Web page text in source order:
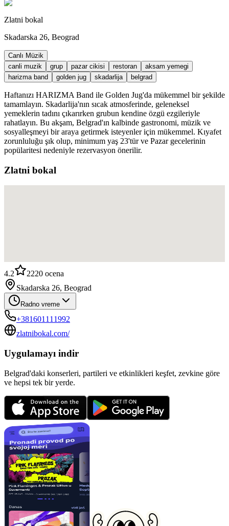
Zlatni bokal
Skadarska 26, Beograd
Canlı Müzik
canli muzik
grup pazar cikisi restoran
aksam yemegi
harizma band
golden jug skadarlija belgrad
Haftanızı HARIZMA Band ile Golden Jug'da mükemmel bir şekilde
tamamlayın. Skadarlija'nın sıcak atmosferinde, geleneksel
yemeklerin tadını çıkarırken grubun kendine özgü ezgileriyle
rahatlayın. Bu akşam, Belgrad'ın kalbinde gastronomi, müzik ve
sosyalleşmeyi bir araya getirmek isteyenler için mükemmel. Kıyafet
zorunluluğu şık olup, minimum yaş 23'tür ve Pazar gecelerinin
popülaritesi nedeniyle rezervasyon önerilir.
Zlatni bokal
4.2 2220 ocena
Skadarska 26, Beograd
Radno vreme
+381601111992
zlatnibokal.com/
Uygulamayı indir
Belgrad'daki konserleri, partileri ve etkinlikleri keşfet, zevkine göre
ve hepsi tek bir yerde.